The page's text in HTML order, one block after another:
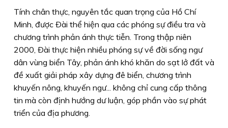
Tính chân thực, nguyên tắc quan trọng của Hồ Chí
Minh, được Ðài thể hiện qua các phóng sự điều tra và
chương trình phản ánh thực tiễn. Trong thập niên
2000, Ðài thực hiện nhiều phóng sự về đời sống ngư
dân vùng biển Tây, phản ánh khó khăn do sạt lở đất và
đề xuất giải pháp xây dựng đê biển, chương trình
khuyến nông, khuyến ngư... không chỉ cung cấp thông
tin mà còn định hướng dư luận, góp phần vào sự phát
triển của địa phương.